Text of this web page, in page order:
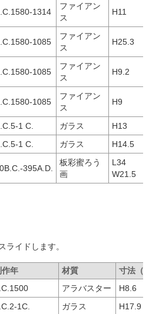
1314
ファイアン
ス
H11
1085
ファイアン
ス
H25.3
1085
ファイアン
ス
H9.2
1085
ファイアン
ス
H9
1 C. ガラス
H13
1 C. ガラス H14.5
395A.D.
板彩蜜ろう
画
L34
W21.5
イドします。
作年 材質
寸法（
アラバスター
H8.6
1C. ガラス
H17.9